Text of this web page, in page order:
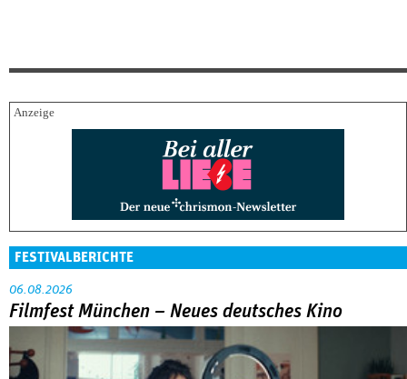
FESTIVALBERICHTE
06.08.2026
Filmfest München – Neues deutsches Kino